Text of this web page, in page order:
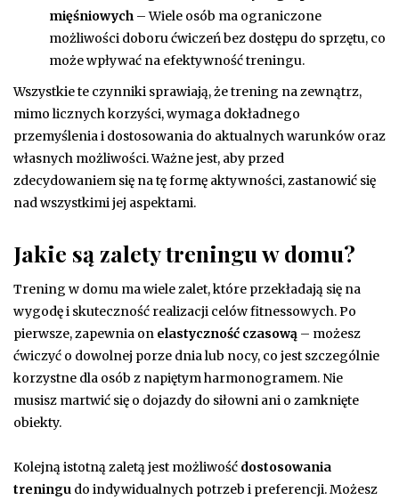
mięśniowych – Wiele osób ma ograniczone
możliwości doboru ćwiczeń bez dostępu do sprzętu, co
może wpływać na efektywność treningu.
Wszystkie te czynniki sprawiają, że trening na zewnątrz,
mimo licznych korzyści, wymaga dokładnego
przemyślenia i dostosowania do aktualnych warunków oraz
własnych możliwości. Ważne jest, aby przed
zdecydowaniem się na tę formę aktywności, zastanowić się
nad wszystkimi jej aspektami.
Jakie są zalety treningu w domu?
Trening w domu ma wiele zalet, które przekładają się na
wygodę i skuteczność realizacji celów fitnessowych. Po
pierwsze, zapewnia on elastyczność czasową – możesz
ćwiczyć o dowolnej porze dnia lub nocy, co jest szczególnie
korzystne dla osób z napiętym harmonogramem. Nie
musisz martwić się o dojazdy do siłowni ani o zamknięte
obiekty.
Kolejną istotną zaletą jest możliwość dostosowania
treningu do indywidualnych potrzeb i preferencji. Możesz